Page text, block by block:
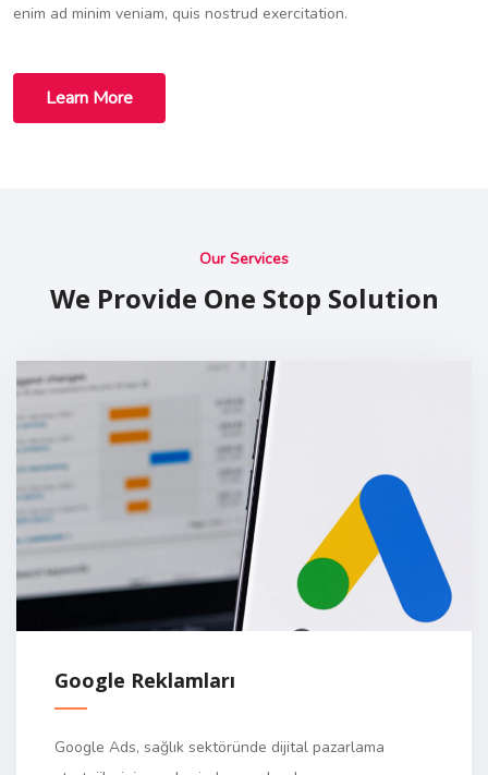
enim ad minim veniam, quis nostrud exercitation.
Learn More
Our Services
We Provide One Stop Solution
Google Reklamları
Google Ads, sağlık sektöründe dijital pazarlama